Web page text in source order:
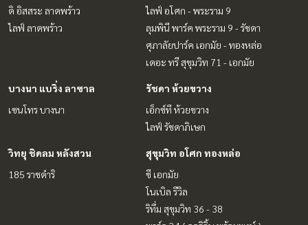
ดิ อิสสระ ลาดพร้าว
ไลฟ์ ลาดพร้าว
ไลฟ์ อโศก - พระราม 9
ลุมพินี พาร์ค พระราม 9 - รัชดา
ศุภาลัยปาร์ค เอกมัย - ทองหล่อ
เดอะ ทรี สุขุมวิท 71 - เอกมัย
บางนา แบริ่ง ลาซาล
เซนโทร บางนา
รัชดา ห้วยขวาง
เอ็กซ์ที ห้วยขวาง
ไลฟ์ รัชดาภิเษก
วิทยุ ชิดลม หลังสวน
185 ราชดำริ
สุขุมวิท อโศก ทองหล่อ
ซี เอกมัย
โนเบิล รีวิล
ริทึ่ม สุขุมวิท 36 - 38